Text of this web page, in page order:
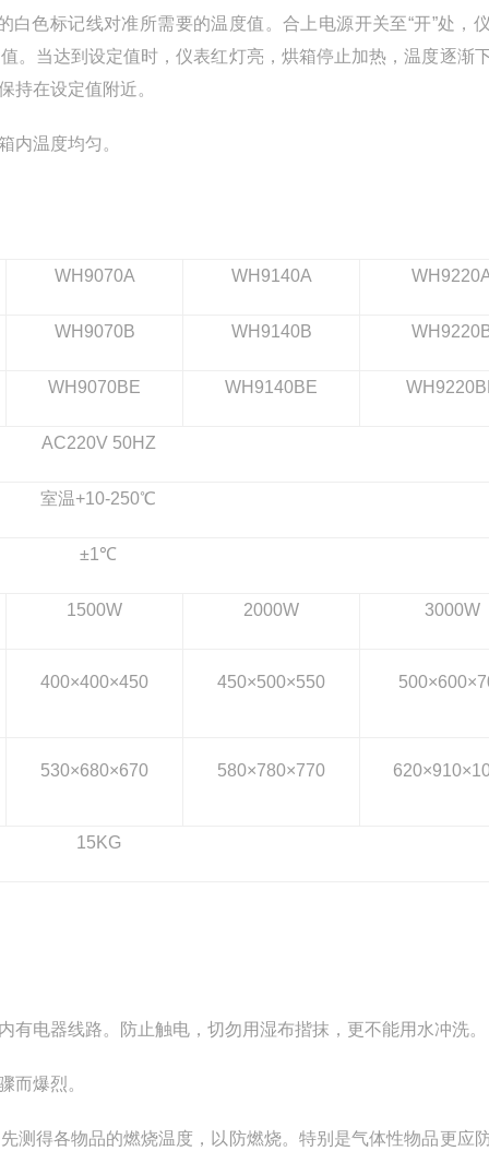
白色标记线对准所需要的温度值。合上电源开关至“开”处，
。当达到设定值时，仪表红灯亮，烘箱停止加热，温度逐渐
持在设定值附近。
内温度均匀。
WH9070A WH9140A
WH9070B WH9140B
WH9070BE WH9140BE
AC220V 50HZ
室温+10-250℃
±1℃
1500W 2000W 3000W
400×400×450 450×500×550
530×680×670 580×780×770
15KG
电器线路。防止触电，切勿用湿布揩抹，更不能用水冲洗。
而爆烈。
测得各物品的燃烧温度，以防燃烧。特别是气体性物品更应